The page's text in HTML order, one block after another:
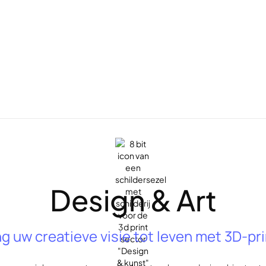
Design & Art
uw creatieve visie tot leven met 3D-